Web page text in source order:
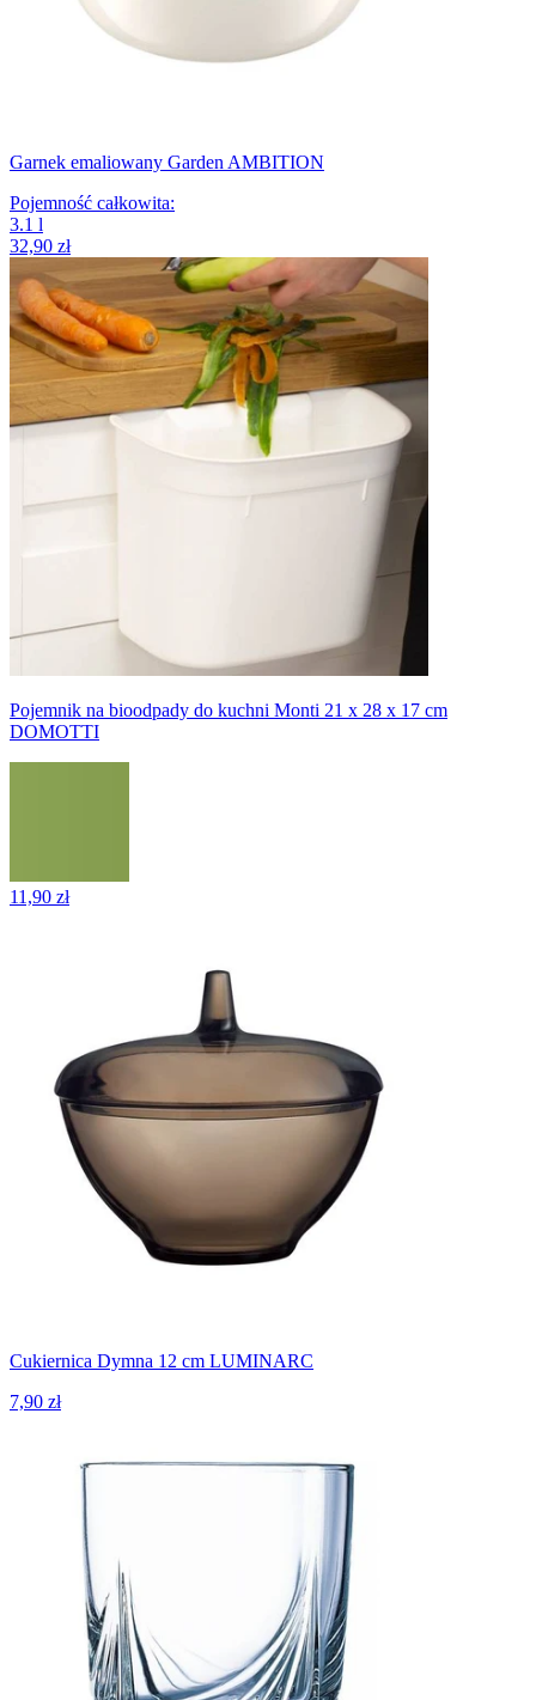
Garnek emaliowany Garden AMBITION
Pojemność całkowita:
3.1 l
32,90 zł
Pojemnik na bioodpady do kuchni Monti 21 x 28 x 17 cm
DOMOTTI
11,90 zł
Cukiernica Dymna 12 cm LUMINARC
7,90 zł